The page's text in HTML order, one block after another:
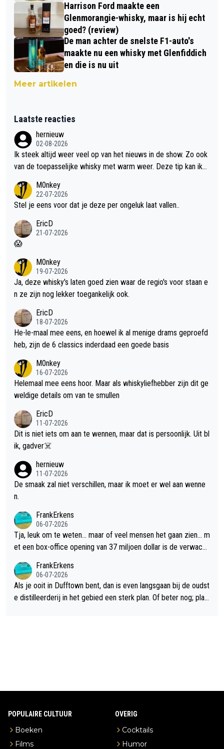
Harrison Ford maakte een
Glenmorangie-whisky, maar is hij echt
goed? (review)
De man achter de snelste F1-auto's
maakte nu een whisky met Glenfiddich
en die is nu uit
Meer artikelen
Laatste reacties
hernieuw
02-08-2026
Ik steek altijd weer veel op van het nieuws in de show. Zo ook
van de toepasselijke whisky met warm weer. Deze tip kan ik
M0nkey
22-07-2026
Stel je eens voor dat je deze per ongeluk laat vallen..
EricD
21-07-2026
😱
M0nkey
19-07-2026
Ja, deze whisky's laten goed zien waar de regio's voor staan e
n ze zijn nog lekker toegankelijk ook.
EricD
18-07-2026
He-le-maal mee eens, en hoewel ik al menige drams geproefd
heb, zijn de 6 classics inderdaad een goede basis
M0nkey
16-07-2026
Helemaal mee eens hoor. Maar als whiskyliefhebber zijn dit ge
weldige details om van te smullen
EricD
11-07-2026
Dit is niet iets om aan te wennen, maar dat is persoonlijk. Uit bl
ik, gadver☠️
hernieuw
11-07-2026
De smaak zal niet verschillen, maar ik moet er wel aan wenne
n.
FrankErkens
06-07-2026
Tja, leuk om te weten... maar of veel mensen het gaan zien... m
et een box-office opening van 37 miljoen dollar is de verwacht
FrankErkens
06-07-2026
Als je ooit in Dufftown bent, dan is even langsgaan bij de oudst
e distilleerderij in het gebied een sterk plan. Of beter nog; plan
POPULAIRE CULTUUR
Boeken
Films
OVERIG
Cocktails
Humor